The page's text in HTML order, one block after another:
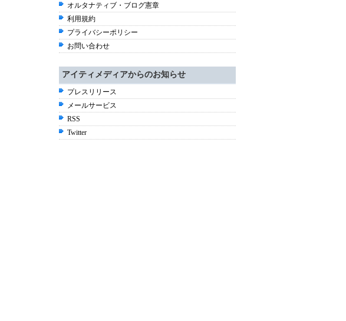
オルタナティブ・ブログ憲章
利用規約
プライバシーポリシー
お問い合わせ
アイティメディアからのお知らせ
プレスリリース
メールサービス
RSS
Twitter